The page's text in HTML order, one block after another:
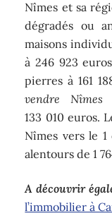
Nîmes et sa
dégradés ou
maisons
à 246 923
pierres à 161
vendre Nîmes
133 010 euros.
Nîmes vers le
alentours de 1
A découvrir
l’immobilier à